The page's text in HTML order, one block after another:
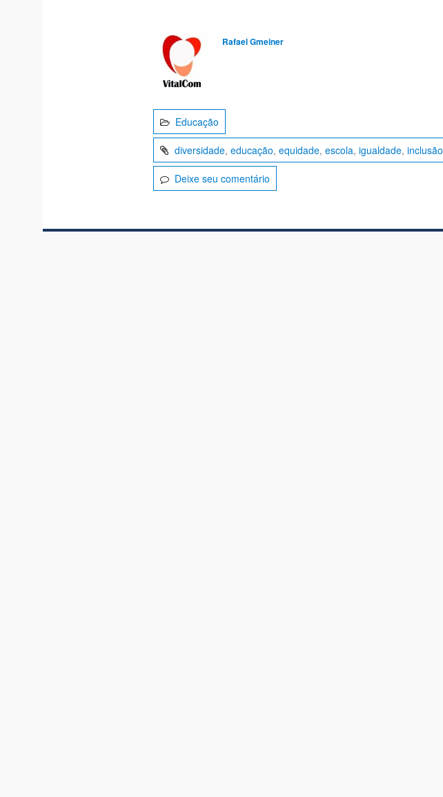
Rafael Gmeiner
Educação
diversidade, educação, equidade, escola, igualdade, inclusão
Deixe seu comentário